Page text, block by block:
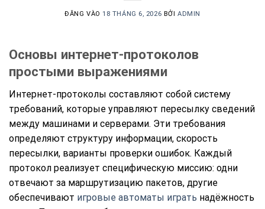
ĐĂNG VÀO18 THÁNG 6, 2026 BỞI ADMIN
Основы интернет-протоколов
простыми выражениями
Интернет-протоколы составляют собой систему
требований, которые управляют пересылку сведений
между машинами и серверами. Эти требования
определяют структуру информации, скорость
пересылки, варианты проверки ошибок. Каждый
протокол реализует специфическую миссию: одни
отвечают за маршрутизацию пакетов, другие
обеспечивают игровые автоматы играть надёжность